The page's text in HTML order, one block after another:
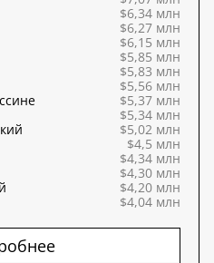
$6,34 млн
$6,27 млн
$6,15 млн
$5,85 млн
$5,83 млн
$5,56 млн
$5,37 млн
$5,34 млн
$5,02 млн
$4,5 млн
$4,34 млн
$4,30 млн
$4,20 млн
$4,04 млн